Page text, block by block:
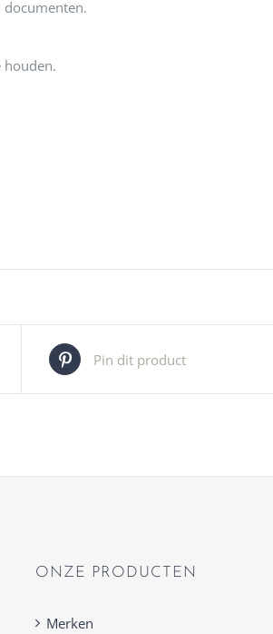
houden.
Pin dit product
ONZE PRODUCTEN
Merken